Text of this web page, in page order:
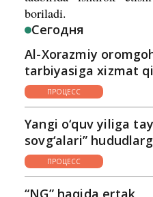
boriladi.
Сегодня
Al-Xorazmiy
tarbiyasiga xizmat
ПРОЦЕСС
Yangi o‘quv yiliga
sovg‘alari”
ПРОЦЕСС
“NG” haqida ertak